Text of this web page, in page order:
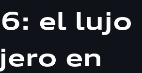
el lujo
en